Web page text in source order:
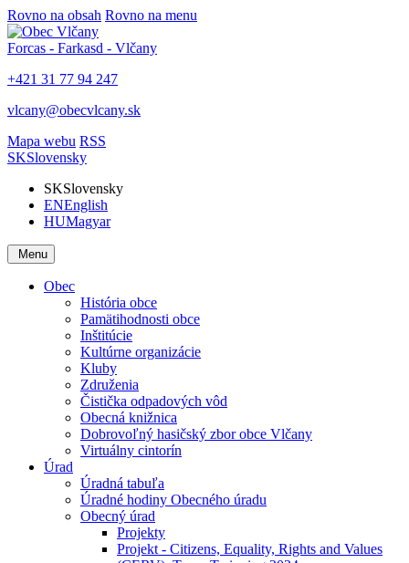
Rovno na obsah Rovno na menu
Forcas - Farkasd - Vlčany
+421 31 77 94 247
vlcany@obecvlcany.sk
Mapa webu RSS
SKSlovensky
SKSlovensky
ENEnglish
HUMagyar
Menu
Obec
História obce
Pamätihodnosti obce
Inštitúcie
Kultúrne organizácie
Kluby
Združenia
Čistička odpadových vôd
Obecná knižnica
Dobrovoľný hasičský zbor obce Vlčany
Virtuálny cintorín
Úrad
Úradná tabuľa
Úradné hodiny Obecného úradu
Obecný úrad
Projekty
Projekt - Citizens, Equality, Rights and Values